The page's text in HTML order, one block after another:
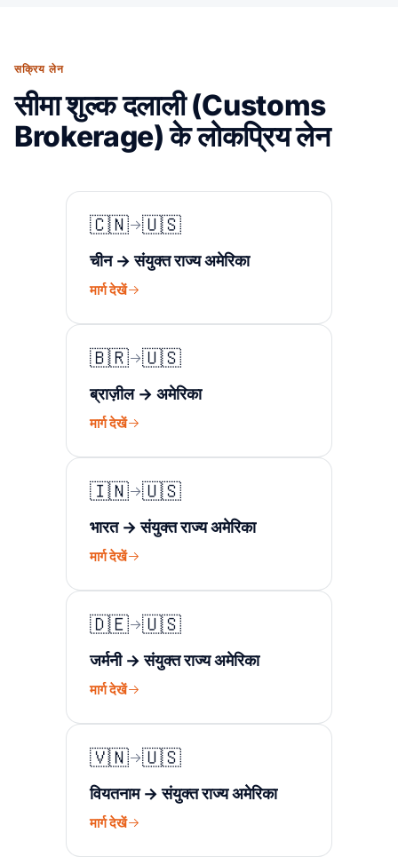
सक्रिय लेन
सीमा शुल्क दलाली (Customs
Brokerage) के लोकप्रिय लेन
🇨🇳 🇺🇸
चीन → संयुक्त राज्य अमेरिका
मार्ग देखें
🇧🇷 🇺🇸
ब्राज़ील → अमेरिका
मार्ग देखें
🇮🇳 🇺🇸
भारत → संयुक्त राज्य अमेरिका
मार्ग देखें
🇩🇪 🇺🇸
जर्मनी → संयुक्त राज्य अमेरिका
मार्ग देखें
🇻🇳 🇺🇸
वियतनाम → संयुक्त राज्य अमेरिका
मार्ग देखें